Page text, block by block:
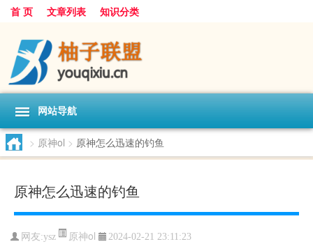
首 页 文章列表 知识分类
网站导航
> 原神ol > 原神怎么迅速的钓鱼
原神怎么迅速的钓鱼
网友:ysz 原神ol 2024-02-21 23:11:23